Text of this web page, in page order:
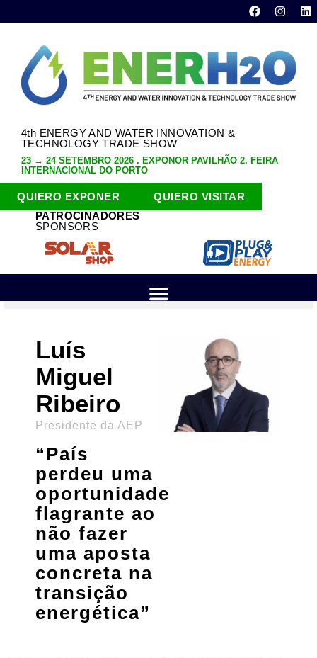
4th ENERGY AND WATER INNOVATION &
TECHNOLOGY TRADE SHOW
23 → 24 SETEMBRO 2026 . EXPONOR PAVILHÃO 2. FEIRA
INTERNACIONAL DO PORTO
QUIERO EXPONER
QUIERO VISITAR
PATROCINADORES
SPONSORS
Luís
Miguel
Ribeiro
Presidente da AEP
“País
perdeu uma
oportunidade
flagrante ao
não fazer
uma aposta
concreta na
transição
energética”